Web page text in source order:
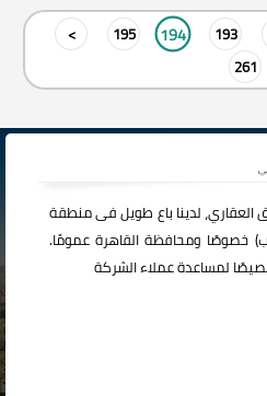
193
194
195
>
261
العقاري، لدينا باع طويل فى منطقة
) خصوصًا ومحافظة القاهرة عمومًا.
لمساعدة عملاء الشركة